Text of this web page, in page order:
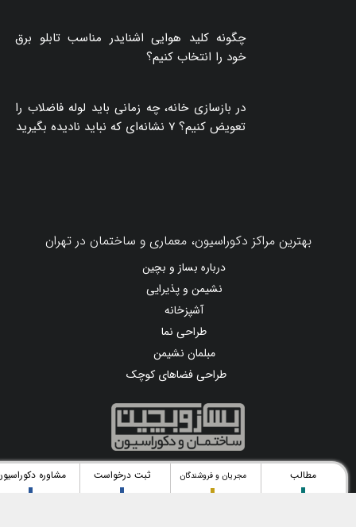
مطالب مجریان و فروشندگان ثبت درخواست مشاوره دکوراسیون
چگونه کلید هوایی اشنایدر مناسب تابلو برق
خود را انتخاب کنیم؟
در بازسازی خانه، چه زمانی باید لوله فاضلاب را
تعویض کنیم؟ ۷ نشانه‌ای که نباید نادیده بگیرید
بهترین مراکز دکوراسیون، معماری و ساختمان در تهران
درباره بساز و بچین
نشیمن و پذیرایی
آشپزخانه
طراحی نما
مبلمان نشیمن
طراحی فضاهای کوچک
محتوای درج شده در این سامانه، متناسب با قوانین جمهوری اسلامی ایران می باشد.